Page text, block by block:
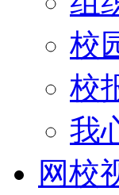
校
校
我
网校